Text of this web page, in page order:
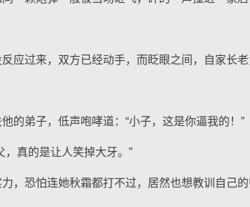
过来，双方已经动手，而眨眼之间，自家长老
弟子，低声咆哮道：“小子，这是你逼我的！”
真的是让人笑掉大牙。”
恐怕连她秋霜都打不过，居然也想教训自己的